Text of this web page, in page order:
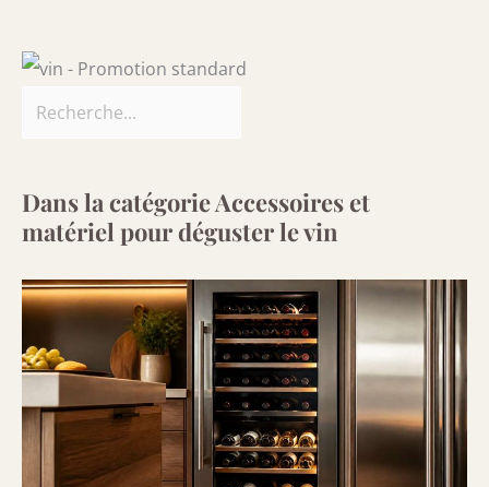
Dans la catégorie Accessoires et
matériel pour déguster le vin